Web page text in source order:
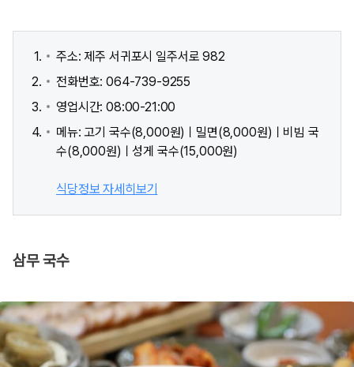
주소: 제주 서귀포시 일주서로 982
전화번호: 064-739-9255
영업시간: 08:00-21:00
메뉴: 고기 국수(8,000원)ㅣ밀면(8,000원)ㅣ비빔 국
수(8,000원)ㅣ성게 국수(15,000원)
식당정보 자세히보기
삼무 국수